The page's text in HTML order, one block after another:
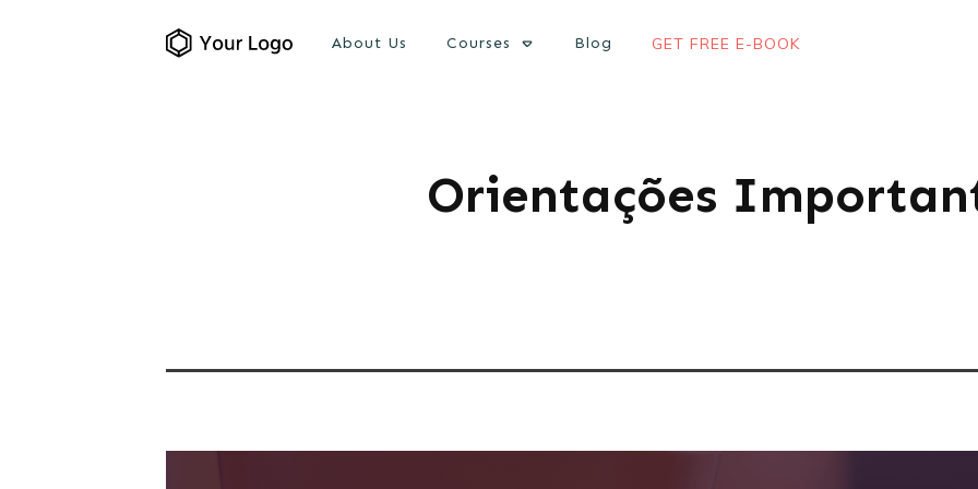
About Us Courses Blog GET FREE E-BOOK
Orientações